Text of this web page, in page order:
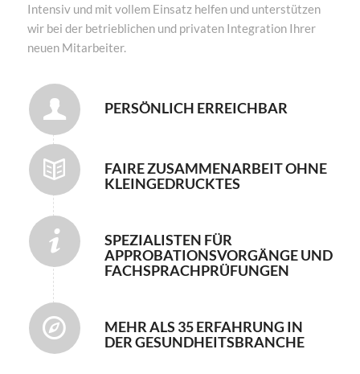
Intensiv und mit vollem Einsatz helfen und unterstützen
wir bei der betrieblichen und privaten Integration Ihrer
neuen Mitarbeiter.
PERSÖNLICH ERREICHBAR
FAIRE ZUSAMMENARBEIT OHNE
KLEINGEDRUCKTES
SPEZIALISTEN FÜR
APPROBATIONSVORGÄNGE UND
FACHSPRACHPRÜFUNGEN
MEHR ALS 35 ERFAHRUNG IN
DER GESUNDHEITSBRANCHE